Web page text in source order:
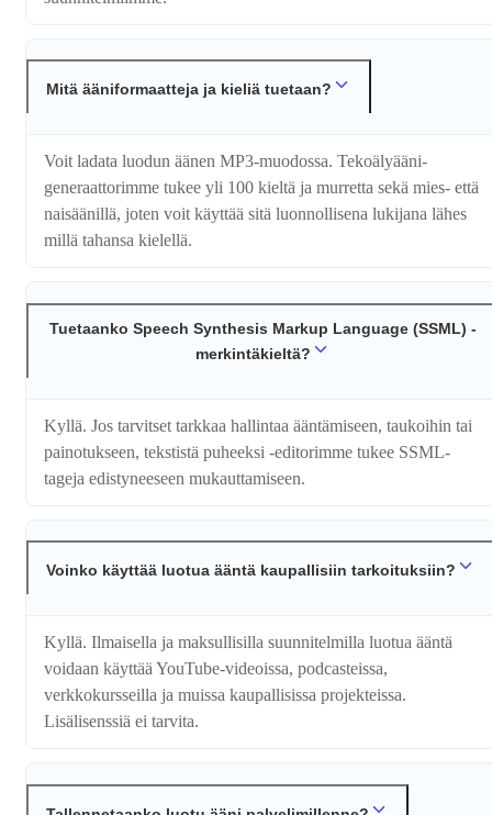
Mitä ääniformaatteja ja kieliä tuetaan?
Voit ladata luodun äänen MP3-muodossa. Tekoälyääni­
generaattorimme tukee yli 100 kieltä ja murretta sekä mies- että
naisäänillä, joten voit käyttää sitä luonnollisena lukijana lähes
millä tahansa kielellä.
Tuetaanko Speech Synthesis Markup Language (SSML) -
merkintäkieltä?
Kyllä. Jos tarvitset tarkkaa hallintaa ääntämiseen, taukoihin tai
painotukseen, tekstistä puheeksi -editorimme tukee SSML-
tageja edistyneeseen mukauttamiseen.
Voinko käyttää luotua ääntä kaupallisiin tarkoituksiin?
Kyllä. Ilmaisella ja maksullisilla suunnitelmilla luotua ääntä
voidaan käyttää YouTube-videoissa, podcasteissa,
verkkokursseilla ja muissa kaupallisissa projekteissa.
Lisälisenssiä ei tarvita.